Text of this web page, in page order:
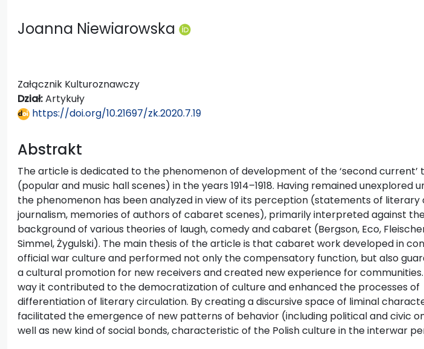
Joanna Niewiarowska
Załącznik Kulturoznawczy
Dział:Artykuły
https://doi.org/10.21697/zk.2020.7.19
Abstrakt
The article is dedicated to the phenomenon of development of the ‘second current’
(popular and music hall scenes) in the years 1914–1918. Having remained unexplored
the phenomenon has been analyzed in view of its perception (statements of literary
journalism, memories of authors of cabaret scenes), primarily interpreted against
background of various theories of laugh, comedy and cabaret (Bergson, Eco,
Simmel, Żygulski). The main thesis of the article is that cabaret work developed in
official war culture and performed not only the compensatory function, but also
a cultural promotion for new receivers and created new experience for communities.
way it contributed to the democratization of culture and enhanced the processes of
differentiation of literary circulation. By creating a discursive space of liminal
facilitated the emergence of new patterns of behavior (including political and civic
well as new kind of social bonds, characteristic of the Polish culture in the interwar